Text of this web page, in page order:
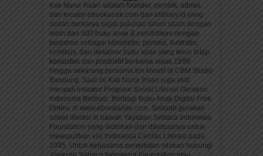
Kak Nurul Ihsan adalah founder, pemilik, admin,
dan kreator ebookanak.com dan elibrary.id yang
sudah berkarya sejak puluhan tahun silam dengan
lebih dari 500 buku anak & pendidikan dengan
berperan sebagai konseptor, penulis, ilustrator,
komikus, dan desainer buku anak yang terus tetap
konsisten dan produktif berkarya sejak 1999
hingga sekarang bersama tim kreatif di CBM Studio
Bandung. Saat ini Kak Nurul Ihsan juga aktif
menjadi inisiator Program Sosial Literasi Gerakan
Indonesia Berbudi: Berbagi Buku Anak Digital Free
Online di www.ebookanak.com. Sebuah gerakan
sosial literasi di bawah Yayasan Sebaca Indonesia
Foundation yang didirikan dan diketuainya untuk
mewujudkan visi Indonesia Cerdas Literasi pada
2045. Untuk kerjasama penerbitan silakan hubungi